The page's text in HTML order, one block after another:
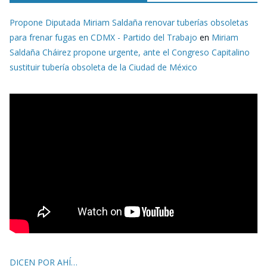
Propone Diputada Miriam Saldaña renovar tuberías obsoletas
para frenar fugas en CDMX - Partido del Trabajo en Miriam
Saldaña Cháirez propone urgente, ante el Congreso Capitalino
sustituir tubería obsoleta de la Ciudad de México
DICEN POR AHÍ…